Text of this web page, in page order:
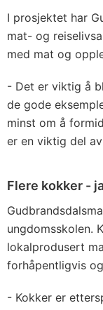
I prosjektet har
mat- og
med mat og
- Det er viktig å
de gode
minst om å
er en viktig del
Flere kokker -
ungdomsskolen.
lokalprodusert
forhåpentligvis
- Kokker er